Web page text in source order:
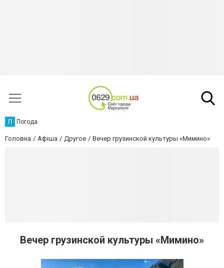
П Погода
Головна Афіша Другое Вечер грузинской культуры «Мимино»
Вечер грузинской культуры «Мимино»